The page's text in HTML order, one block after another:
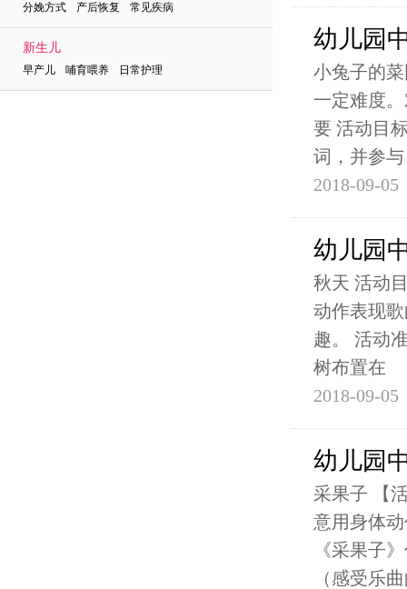
分娩方式 产后恢复 常见疾病
新生儿
早产儿 哺育喂养 日常护理
幼儿园
小兔子的
一定难度
要 活动目
词，并参与
2018-09-05
幼儿园
秋天 活动
动作表现
趣。 活动
树布置在
2018-09-05
幼儿园
采果子 【
意用身体
《采果子
（感受乐